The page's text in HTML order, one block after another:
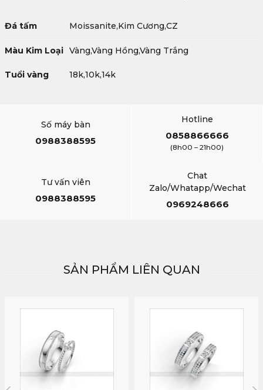
Đá tấm Moissanite,Kim Cương,CZ
Màu Kim Loại Vàng,Vàng Hồng,Vàng Trắng
Tuổi vàng 18k,10k,14k
Số máy bàn
0988388595
Hotline
0858866666
(8h00 – 21h00)
Tư vấn viên
0988388595
Chat
Zalo/Whatapp/Wechat
0969248666
SẢN PHẨM LIÊN QUAN